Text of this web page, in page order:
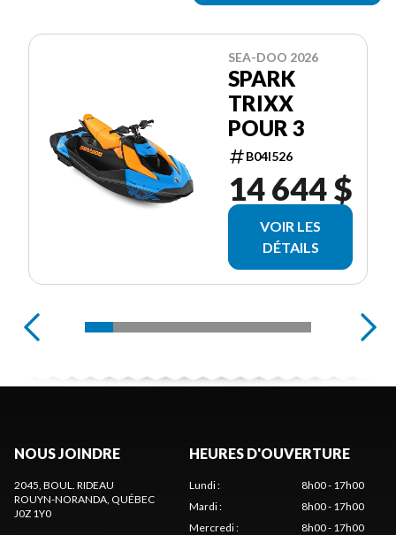
SEA-DOO 2026
SPARK
TRIXX
POUR 3
B04I526
14 644 $
VOIR LES
DÉTAILS
NOUS JOINDRE
2045, BOUL. RIDEAU
ROUYN-NORANDA , QUÉBEC
J0Z 1Y0
HEURES D'OUVERTURE
Lundi:
8h00 - 17h00
Mardi:
8h00 - 17h00
Mercredi:
8h00 - 17h00